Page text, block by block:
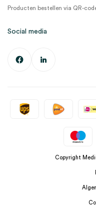
Producten bestellen via QR-
Social media
Copyright